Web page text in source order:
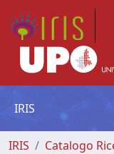
IRIS
IRIS
Catalogo